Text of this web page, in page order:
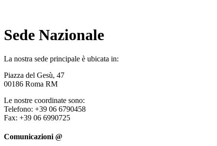
Sede Nazionale
La nostra sede principale è ubicata in:
Piazza del Gesù, 47
00186 Roma RM
Le nostre coordinate sono:
Telefono: +39 06 6790458
Fax: +39 06 6990725
Comunicazioni @